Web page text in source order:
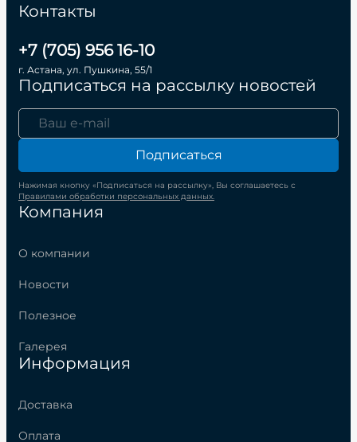
Компания
О компании
Новости
Полезное
Галерея
Информация
Доставка
Оплата
Контакты
+7 (705) 956 16-10
г. Астана, ул. Пушкина, 55/1
Подписаться на рассылку новостей
Подписаться
Нажимая кнопку «Подписаться на рассылку», Вы соглашаетесь с
Правилами обработки персональных данных.